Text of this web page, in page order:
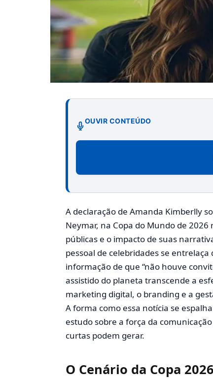
OUVIR CONTEÚDO
A declaração de Amanda Kimberlly
Neymar, na Copa do Mundo de
públicas e o impacto de suas
pessoal de celebridades se
informação de que “não houve
assistido do planeta transcende a
marketing digital, o branding e a
A forma como essa notícia se
estudo sobre a força da
curtas podem gerar.
O Cenário da Copa